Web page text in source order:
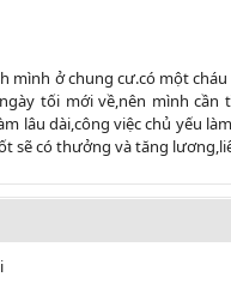
mình ở chung cư.có một
tối mới về,nên mình
lâu dài,công việc chủ yếu
có thưởng và tăng